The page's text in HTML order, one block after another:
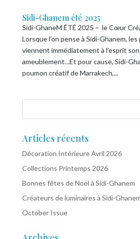
Sidi-Ghanem été 2025
Sidi-GhaneM ÉTÉ 2025 – le Cœur
Lorsque l’on pense à Sidi-Ghanem,
viennent immédiatement à l’esprit
ameublement…Et pour cause, Sidi-
poumon créatif de Marrakech,...
Articles récents
Décoration Intérieure Avril 2026
Collections Printemps 2026
Bonnes fêtes de Noël à Sidi-Ghanem
Créateurs de luminaires à Sidi-
October Issue